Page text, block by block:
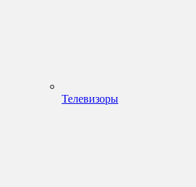
Телевизоры